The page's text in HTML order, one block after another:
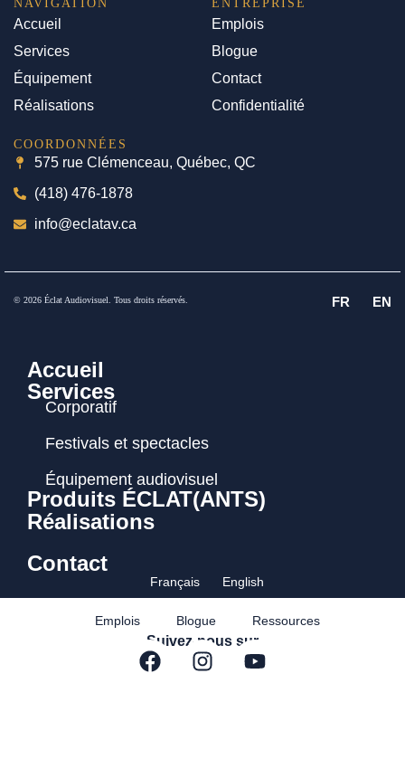
NAVIGATION
Accueil
Services
Équipement
Réalisations
ENTREPRISE
Emplois
Blogue
Contact
Confidentialité
COORDONNÉES
575 rue Clémenceau, Québec, QC
(418) 476-1878
info@eclatav.ca
© 2026 Éclat Audiovisuel. Tous droits réservés. FR EN
Accueil
Services
Corporatif
Festivals et spectacles
Équipement audiovisuel
Produits ÉCLAT(ANTS)
Réalisations
Contact
Français English
Emplois Blogue Ressources
Suivez-nous sur